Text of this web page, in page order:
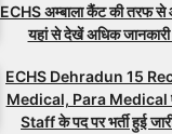
ECHS अम्बाला कैंट की तरफ से
यहां से देखें अधिक
ECHS Dehradun 15
Medical, Para Medical
Staff के पद पर भर्ती हुई